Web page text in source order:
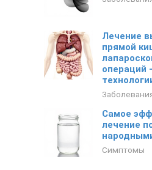
Лечение
прямой
операций
Самое
лечение
Симптомы